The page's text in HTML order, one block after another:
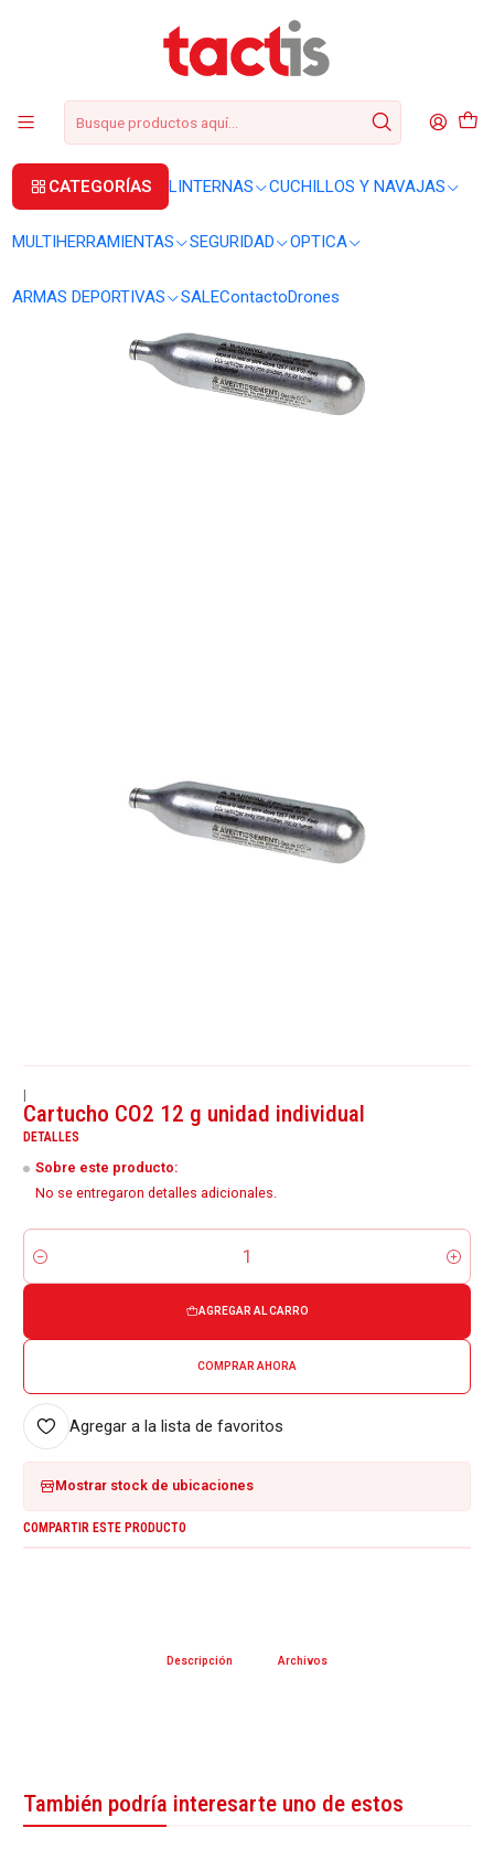
CATEGORÍAS LINTERNAS CUCHILLOS Y NAVAJAS
MULTIHERRAMIENTAS SEGURIDAD OPTICA
ARMAS DEPORTIVAS SALEContactoDrones
+56 2 3224 9572 +569 62369815
ARMAS DEPORTIVAS
ARMAS CO2
Cartucho CO2 12 g unidad individual
|
Cartucho CO2 12 g unidad individual
DETALLES
Sobre este producto:
No se entregaron detalles adicionales.
Cantidad
AGREGAR AL CARRO
COMPRAR AHORA
Agregar a la lista de favoritos
Mostrar stock de ubicaciones
COMPARTIR ESTE PRODUCTO
Descripción Archivos
También podría interesarte uno de estos